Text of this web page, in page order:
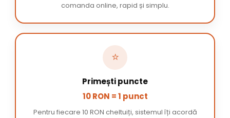
comanda online, rapid și simplu.
⭐
Primești puncte
10 RON = 1 punct
Pentru fiecare 10 RON cheltuiți, sistemul îți acordă